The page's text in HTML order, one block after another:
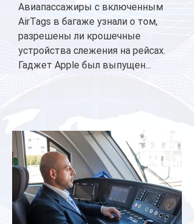
Авиапассажиры с включенным
AirTags в багаже узнали о том,
разрешены ли крошечные
устройства слежения на рейсах.
Гаджет Apple был выпущен...